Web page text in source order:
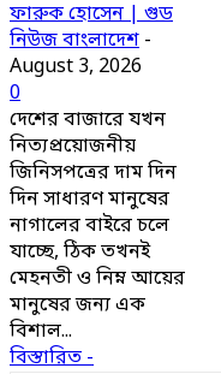
ফারুক হোসেন | গুড
নিউজ বাংলাদেশ -
August 3, 2026
0
দেশের বাজারে যখন
নিত্যপ্রয়োজনীয়
জিনিসপত্রের দাম দিন
দিন সাধারণ মানুষের
নাগালের বাইরে চলে
যাচ্ছে, ঠিক তখনই
মেহনতী ও নিম্ন আয়ের
মানুষের জন্য এক
বিশাল...
বিস্তারিত -